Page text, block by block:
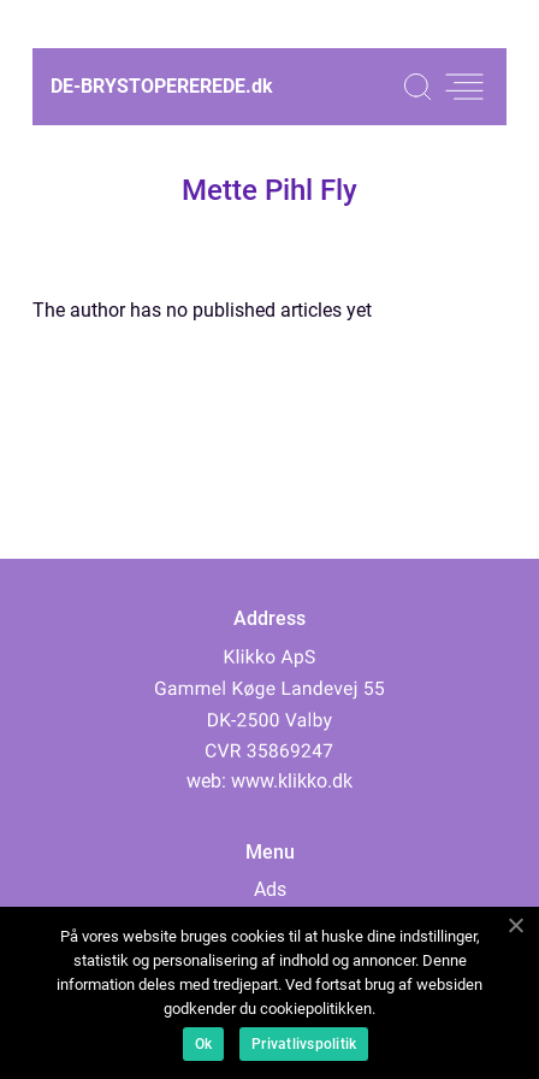
DE-BRYSTOPEREREDE.dk
Mette Pihl Fly
The author has no published articles yet
Address
web: www.klikko.dk
Menu
Ads
Cookies
Contact
Sitemap
På vores website bruges cookies til at huske dine indstillinger,
statistik og personalisering af indhold og annoncer. Denne
information deles med tredjepart. Ved fortsat brug af websiden
godkender du cookiepolitikken.
Ok Privatlivspolitik